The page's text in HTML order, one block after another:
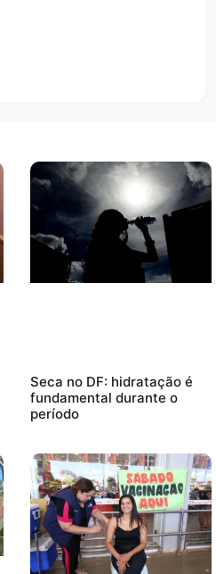
Seca no DF: hidratação é
fundamental durante o
período